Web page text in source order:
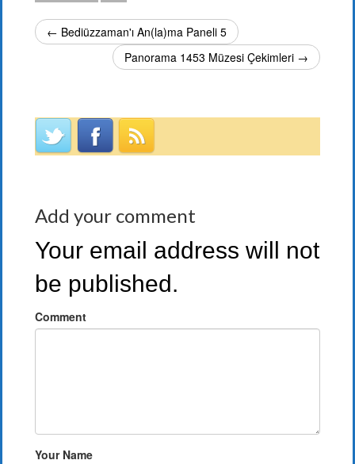
← Bediüzzaman'ı An(la)ma Paneli 5
Panorama 1453 Müzesi Çekimleri →
Add your comment
Your email address will not
be published.
Comment
Your Name